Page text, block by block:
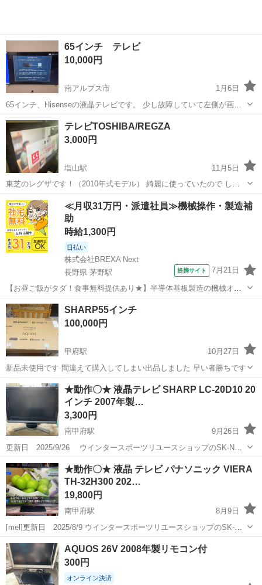
65インチ テレビ
10,000円
南アルプス市
1月6日
65インチ、Hisenseの液晶テレビです。 少し故障していて左側が画像
のようになってしまいますが、他の部分はしっかりうつります。
山梨 南アルプス市
テレビTOSHIBA/REGZA
3,000円
塩山駅
11月5日
東芝のレグザです！（2010年式モデル） 綺麗に使っていたので しっ
かりうつって壊れてはいませんが 買い替えのためお譲りします！ 値下
げしました！！！ すぐ来れる方募集です！
山梨 甲州市 塩山駅 テレビ REGZA
≪月収31万円・派遣社員≫機械操作・製造補
助
時給1,300円
日払い
株式会社BREXA Next
長野県 茅野駅
提携サイト 7月21日
【お昼ご飯がタダ！食事無料提供あり★】半導体基板製造の機械オペ
レーターや検査作業！未経験活躍中★カップル＆友達同士の応募OK！
赴任旅費会社負担★嬉しい無料送迎◎正社員登用制度あり！マイカー
通勤OK！無料駐車場完備！《長野県茅...
長野 茅野市 その他
SHARP55インチ
100,000円
甲府駅
10月27日
新品未使用です 間違えて購入してしまい出品しました 早い者勝ちです
山梨 南アルプス市 甲府駅 テレビ
★動作〇★ 液晶テレビ SHARP LC-20D10 20
インチ 2007年製…
3,300円
南甲府駅
9月26日
更新日 2025/9/26 ウインタースポーツリユースショップのSK-NET
です スキー、スノボ等のリユースを主体に、ホビー、家電、家具等
も取り扱っております 山梨 SK-NET で検索して頂くと幸いです ...
山梨 甲府市 南甲府駅 テレビ
★動作〇★ 液晶 テレビ パナソニック VIERA
TH-32H300 202…
19,800円
南甲府駅
8月9日
[mel]更新日 2025/8/9 ウインタースポーツリユースショップのSK-
NETです スキー、スノボ等のリユースを主体に、ホビー、家電、家
具等も取り扱っております 山梨 SK-NET で検索して頂くと幸いです
...
山梨 甲府市 テレビ VIERA
AQUOS 26V 2008年製リモコン付
300円
オンライン決済